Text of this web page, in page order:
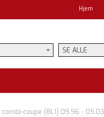
Hjem
SE ALLE
combi-coupe (8L1) 09.96 - 05.03